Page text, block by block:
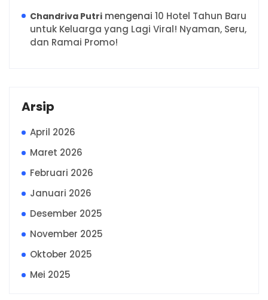
Chandriva Putri mengenai 10 Hotel Tahun Baru
untuk Keluarga yang Lagi Viral! Nyaman, Seru,
dan Ramai Promo!
Arsip
April 2026
Maret 2026
Februari 2026
Januari 2026
Desember 2025
November 2025
Oktober 2025
Mei 2025